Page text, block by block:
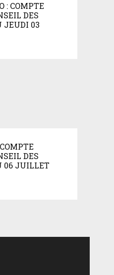
: COMPTE
DES
JEUDI 03
DES
06 JUILLET